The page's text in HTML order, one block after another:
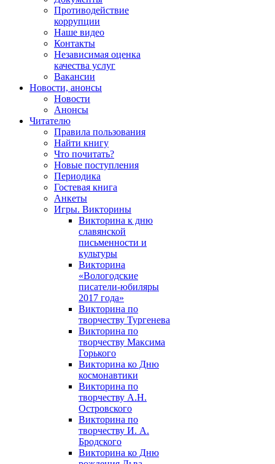
Противодействие
коррупции
Наше видео
Контакты
Независимая оценка
качества услуг
Вакансии
Новости, анонсы
Новости
Анонсы
Читателю
Правила пользования
Найти книгу
Что почитать?
Новые поступления
Периодика
Гостевая книга
Анкеты
Игры. Викторины
Викторина к дню
славянской
письменности и
культуры
Викторина
«Вологодские
писатели-юбиляры
2017 года»
Викторина по
творчеству Тургенева
Викторина по
творчеству Максима
Горького
Викторина ко Дню
космонавтики
Викторина по
творчеству А.Н.
Островского
Викторина по
творчеству И. А.
Бродского
Викторина ко Дню